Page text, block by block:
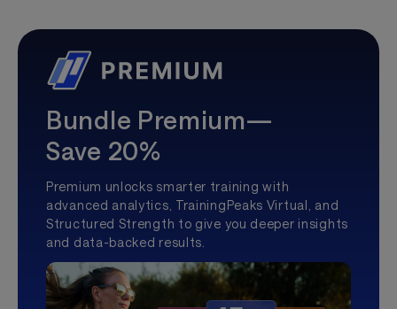
Bundle Premium—
Save 20%
Premium unlocks smarter training with
advanced analytics, TrainingPeaks Virtual, and
Structured Strength to give you deeper insights
and data-backed results.